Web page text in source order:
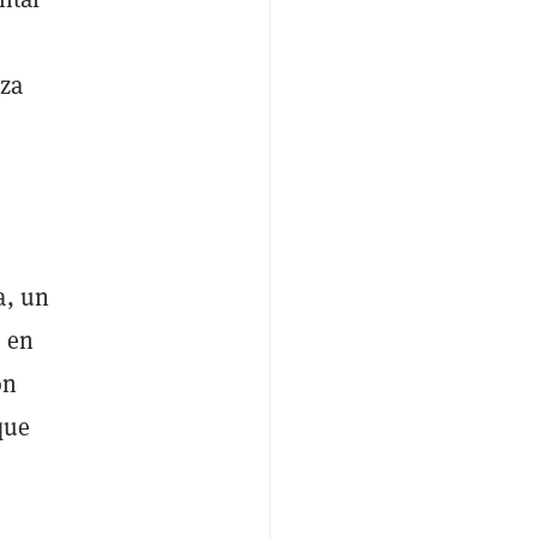
un
en